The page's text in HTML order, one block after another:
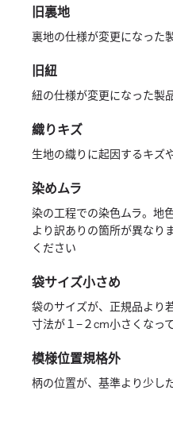
旧裏地
裏地の仕様が変更になった
旧紐
紐の仕様が変更になった製
織りキズ
生地の織りに起因するキズ
染めムラ
染の工程での染色ムラ。地
より訳ありの箇所が異なり
ください
袋サイズ小さめ
袋のサイズが、正規品より
寸法が１−２cm小さくなっ
模様位置規格外
柄の位置が、基準より少し